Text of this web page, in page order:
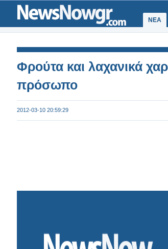
ΝΕΑ
Φρούτα και λαχανικά
πρόσωπο
2012-03-10 20:59:29